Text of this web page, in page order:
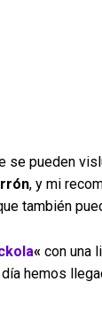
se pueden
, y mi
también
« con una
día hemos